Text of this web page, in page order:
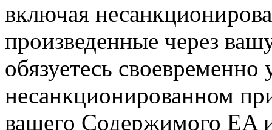
включая
произведенные через
обязуетесь
несанкционированном
вашего Содержимого EA